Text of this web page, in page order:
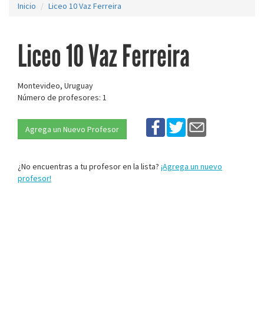
Inicio Liceo 10 Vaz Ferreira
Liceo 10 Vaz Ferreira
Montevideo, Uruguay
Número de profesores: 1
Agrega un Nuevo Profesor
¿No encuentras a tu profesor en la lista? ¡Agrega un nuevo
profesor!